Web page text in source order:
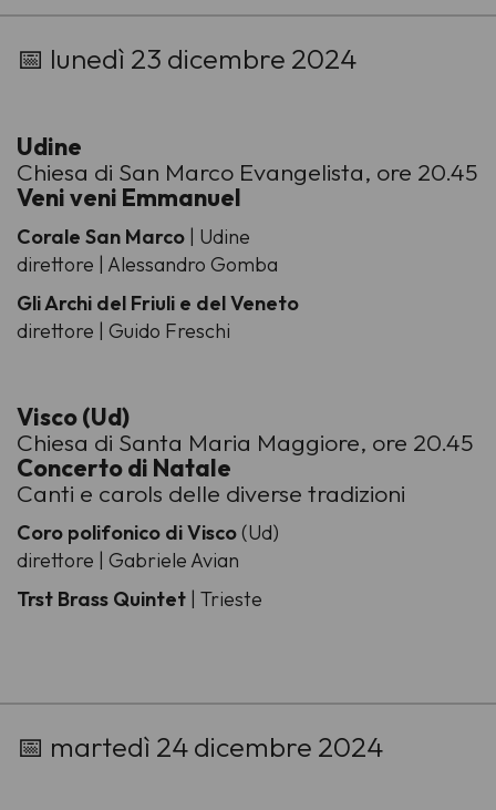
📅 lunedì 23 dicembre 2024
Udine
Chiesa di San Marco Evangelista, ore 20.45
Veni veni Emmanuel
Corale San Marco | Udine
direttore | Alessandro Gomba
Gli Archi del Friuli e del Veneto
direttore | Guido Freschi
Visco (Ud)
Chiesa di Santa Maria Maggiore, ore 20.45
Concerto di Natale
Canti e carols delle diverse tradizioni
Coro polifonico di Visco(Ud)
direttore | Gabriele Avian
Trst Brass Quintet | Trieste
📅 martedì 24 dicembre 2024